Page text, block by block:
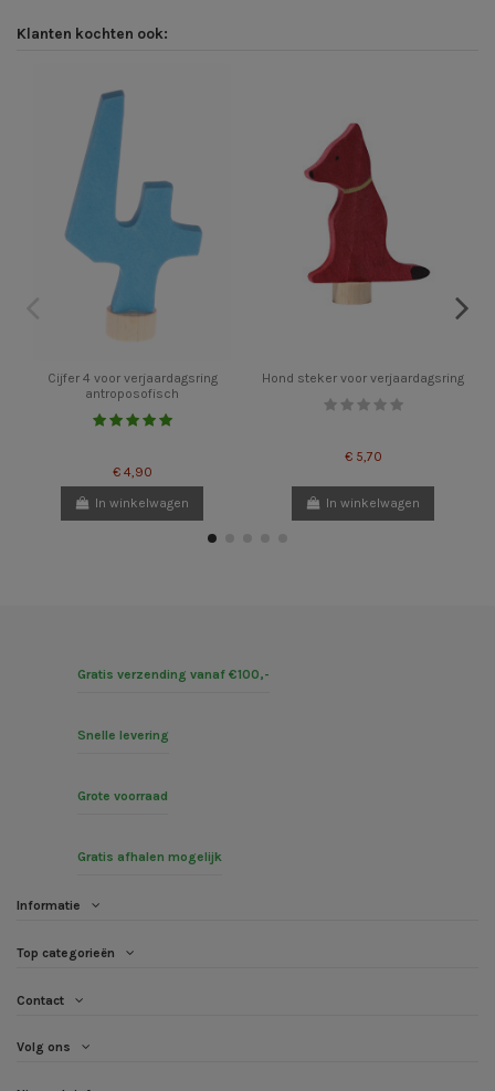
Klanten kochten ook:
Cijfer 4 voor verjaardagsring
antroposofisch
€ 4,90
In winkelwagen
Hond steker voor verjaardagsring
€ 5,70
In winkelwagen
Gratis verzending vanaf €100,-
Snelle levering
Grote voorraad
Gratis afhalen mogelijk
Informatie
Top categorieën
Contact
Volg ons